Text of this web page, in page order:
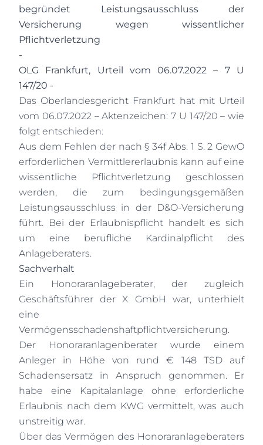
begründet Leistungsausschluss der
Versicherung wegen wissentlicher
Pflichtverletzung
-
OLG Frankfurt, Urteil vom 06.07.2022 – 7 U
147/20 -
Das Oberlandesgericht Frankfurt hat mit Urteil
vom 06.07.2022 – Aktenzeichen: 7 U 147/20 – wie
folgt entschieden:
Aus dem Fehlen der nach § 34f Abs. 1 S. 2 GewO
erforderlichen Vermittlererlaubnis kann auf eine
wissentliche Pflichtverletzung geschlossen
werden, die zum bedingungsgemäßen
Leistungsausschluss in der D&O-Versicherung
führt. Bei der Erlaubnispflicht handelt es sich
um eine berufliche Kardinalpflicht des
Anlageberaters.
Sachverhalt
Ein Honoraranlageberater, der zugleich
Geschäftsführer der X GmbH war, unterhielt
eine
Vermögensschadenshaftpflichtversicherung.
Der Honoraranlagenberater wurde einem
Anleger in Höhe von rund € 148 TSD auf
Schadensersatz in Anspruch genommen. Er
habe eine Kapitalanlage ohne erforderliche
Erlaubnis nach dem KWG vermittelt, was auch
unstreitig war.
Über das Vermögen des Honoraranlageberaters